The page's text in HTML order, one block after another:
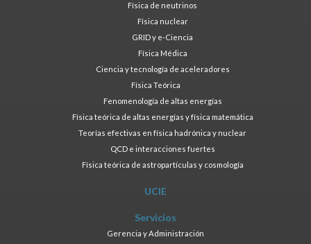
Física de neutrinos
Física nuclear
GRID y e-Ciencia
Física Médica
Ciencia y tecnología de aceleradores
Física Teórica
Fenomenología de altas energías
Física teórica de altas energías y física matemática
Teorías efectivas en física hadrónica y nuclear
QCD e interacciones fuertes
Física teórica de astropartículas y cosmología
UCIE
Servicios
Gerencia y Administración